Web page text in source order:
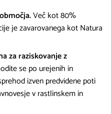
Več kot 80%
je zavarovanega kot Natura
za raziskovanje z
se po urejenih in
izven predvidene poti
v rastlinskem in